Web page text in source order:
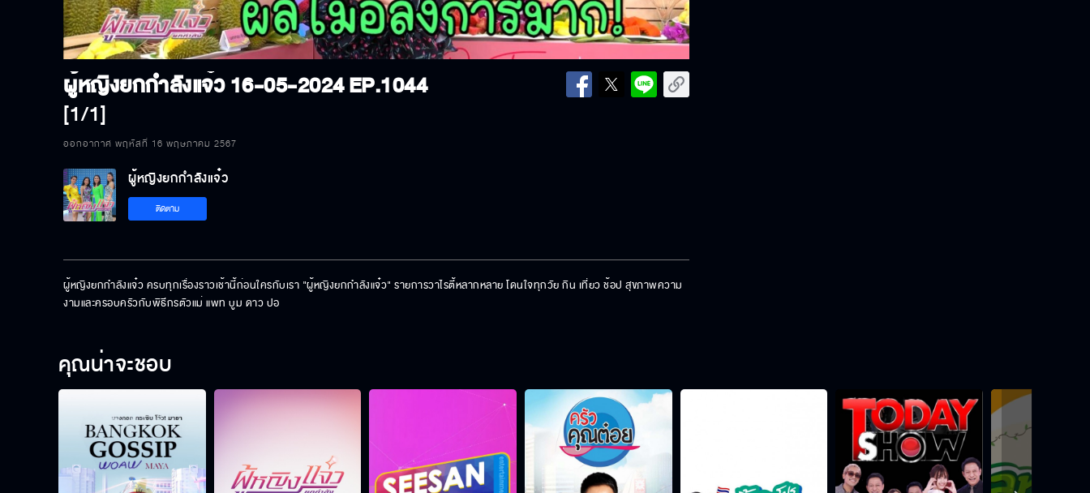
ผู้หญิงยกกำลังแจ๋ว 16-05-2024EP.1044
[1/1]
ออกอากาศ พฤหัสที่ 16 พฤษภาคม 2567
ผู้หญิงยกกำลังแจ๋ว
ติดตาม
ผู้หญิงยกกำลังแจ๋ว ครบทุกเรื่องราวเช้านี้ก่อนใครกับเรา "ผู้หญิงยกกำลังแจ๋ว" รายการวาไรตี้หลากหลาย โดนใจทุกวัย กิน เที่ยว ช้อป สุขภาพความ
งามและครอบครัวกับพิธีกรตัวแม่ แพท บูม ดาว ปอ
คุณน่าจะชอบ